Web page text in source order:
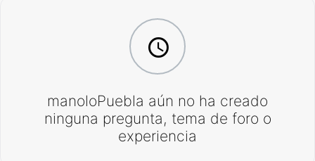
manoloPuebla aún no ha creado
ninguna pregunta, tema de foro o
experiencia